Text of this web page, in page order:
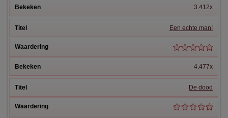
3.412x
Een echte man!
4.477x
De dood